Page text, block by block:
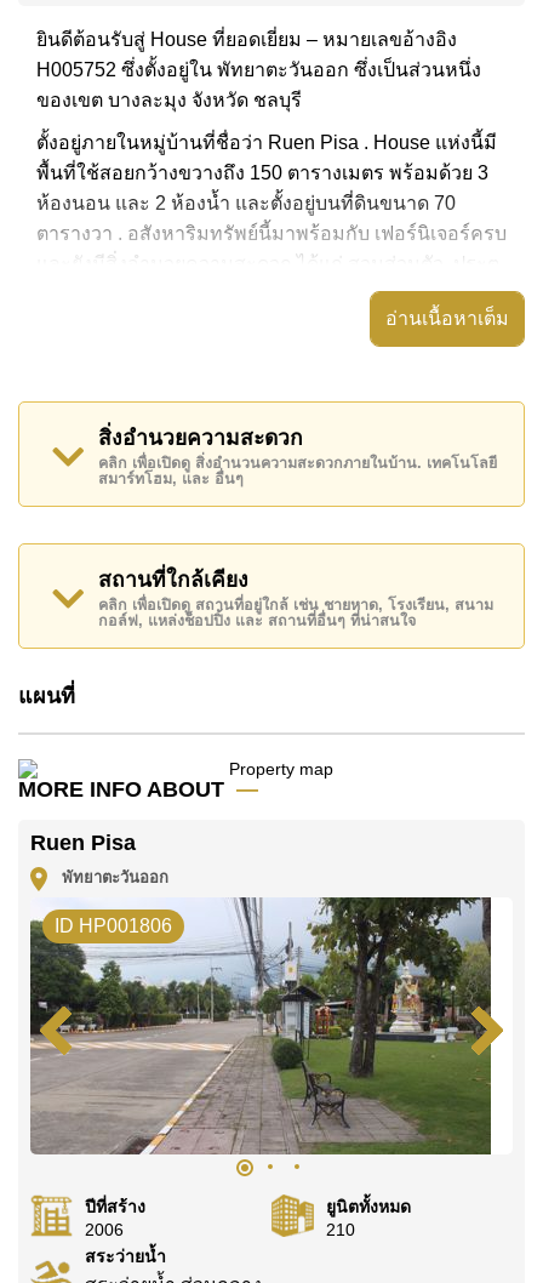
ยินดีต้อนรับสู่ House ที่ยอดเยี่ยม – หมายเลขอ้างอิง
H005752 ซึ่งตั้งอยู่ใน พัทยาตะวันออก ซึ่งเป็นส่วนหนึ่ง
ของเขต บางละมุง จังหวัด ชลบุรี
ตั้งอยู่ภายในหมู่บ้านที่ชื่อว่า Ruen Pisa . House แห่งนี้มี
พื้นที่ใช้สอยกว้างขวางถึง 150 ตารางเมตร พร้อมด้วย 3
ห้องนอน และ 2 ห้องน้ำ และตั้งอยู่บนที่ดินขนาด 70
ตารางวา . อสังหาริมทรัพย์นี้มาพร้อมกับ เฟอร์นิเจอร์ครบ
และยังมีสิ่งอำนวยความสะดวก ได้แก่ สวนส่วนตัว, ประตู
อสังหาริมทรัพย์นี้สามารถใช้ สระว่ายน้ำ ส่วนกลาง ได้
รักษาความปลอดภัย 24 ชั่วโมง, ทางเข้ามีไม้กั้น, กล้อง
วงจรปิด, ฟิตเนส
สถานที่สำคัญใกล้ Ruen Pisa ได้แก่: แม็คโคร, โลตัส
พัทยาเหนือ , อุทยานหินล้านปีและฟาร์มจระเข้, ปีโป้ โพนี่
คลับ , พัทยาคันทรีคลับ, สยามคันทรีคลับ (สนามเก่า ไร่
ริมน้ำ และโรลลิ่งฮิลส์) , โรงพยาบาลบางละมุง,
รพ.กรุงเทพพัทยา
อสังหาริมทรัพย์นี้เปิดให้เช่าระยะยาวในราคา ฿ 28,000
บาทต่อเดือน
มัดจำ 2 เดือน ก่อนเข้าอยู่อาศัย
ไทย
ค้นพบโอกาสในการทำให้ที่อยู่อาศัยนี้เป็นบ้านในฝันของ
คุณ!
ติดต่อ Cornerstone Real Estate โทร +6638411250
หรือ อีเมลinfo@cornerstone.co.th
WhatsApp ของสำนักงาน:+66807945904และ LINE:
@cornerstonepattaya
อ่านเนื้อหาเต็ม
สิ่งอำนวยความสะดวก
คลิก เพื่อเปิดดู สิ่งอำนวนความสะดวกภายในบ้าน. เทคโนโลยี
สมาร์ทโฮม, และ อื่นๆ
สถานที่ใกล้เคียง
คลิก เพื่อเปิดดู สถานที่อยู่ใกล้ เช่น ชายหาด, โรงเรียน, สนาม
กอล์ฟ, แหล่งช็อปปิ้ง และ สถานที่อื่นๆ ที่น่าสนใจ
แผนที่
MORE INFO ABOUT
Ruen Pisa
พัทยาตะวันออก
ID HP001806
ปีที่สร้าง
2006
ยูนิตทั้งหมด
210
สระว่ายน้ำ